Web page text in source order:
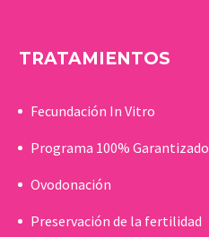
TRATAMIENTOS
Fecundación In Vitro
Programa 100% Garantizado
Ovodonación
Preservación de la fertilidad